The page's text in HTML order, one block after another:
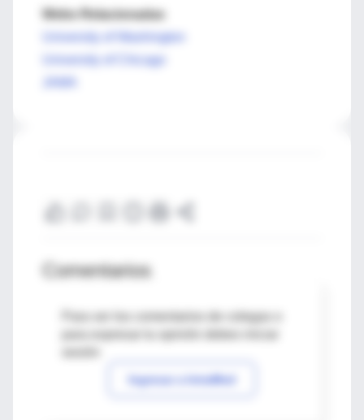
Webs Relacionadas
University of Washington
University of Chicago
Comentarios
Para ver los comentarios de colegas o
Ingresar a IntraMed